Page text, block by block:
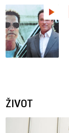
ŽIVOT